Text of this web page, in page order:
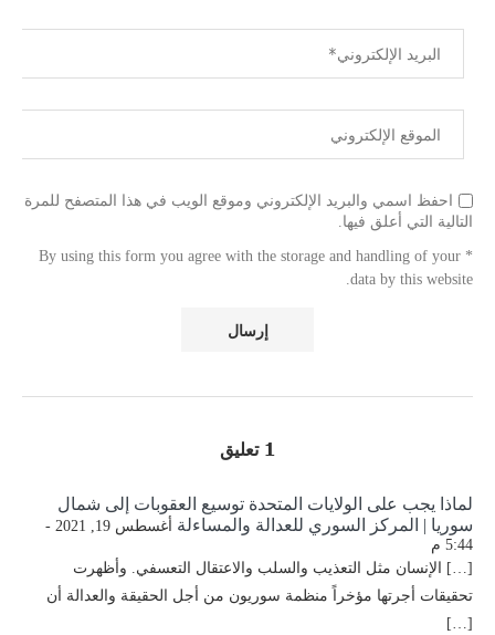
احفظ اسمي والبريد الإلكتروني وموقع الويب في هذا المتصفح للمرة
التالية التي أعلق فيها.
* By using this form you agree with the storage and handling of your
data by this website.
1 تعليق
لماذا يجب على الولايات المتحدة توسيع العقوبات إلى شمال
سوريا | المركز السوري للعدالة والمساءلة
أغسطس 19, 2021 -
5:44 م
[…] الإنسان مثل التعذيب والسلب والاعتقال التعسفي. وأظهرت
تحقيقات أجرتها مؤخراً منظمة سوريون من أجل الحقيقة والعدالة أن
[…]